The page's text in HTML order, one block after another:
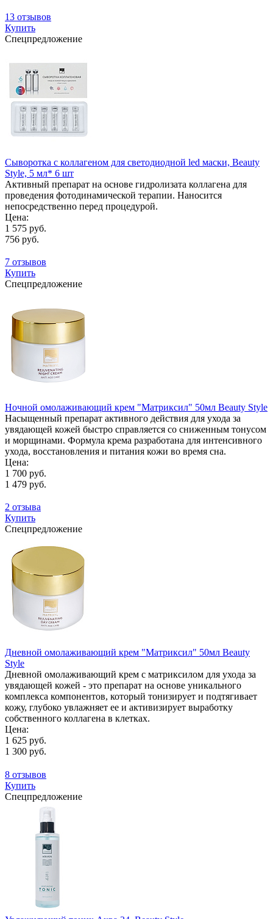
13 отзывов
Купить
Спецпредложение
Сыворотка с коллагеном для светодиодной led маски, Beauty
Style, 5 мл* 6 шт
Активный препарат на основе гидролизата коллагена для
проведения фотодинамической терапии. Наносится
непосредственно перед процедурой.
Цена:
1 575 руб.
756 руб.
7 отзывов
Купить
Спецпредложение
Ночной омолаживающий крем "Матриксил" 50мл Beauty Style
Насыщенный препарат активного действия для ухода за
увядающей кожей быстро справляется со сниженным тонусом
и морщинами. Формула крема разработана для интенсивного
ухода, восстановления и питания кожи во время сна.
Цена:
1 700 руб.
1 479 руб.
2 отзыва
Купить
Спецпредложение
Дневной омолаживающий крем "Матриксил" 50мл Beauty
Style
Дневной омолаживающий крем с матриксилом для ухода за
увядающей кожей - это препарат на основе уникального
комплекса компонентов, который тонизирует и подтягивает
кожу, глубоко увлажняет ее и активизирует выработку
собственного коллагена в клетках.
Цена:
1 625 руб.
1 300 руб.
8 отзывов
Купить
Спецпредложение